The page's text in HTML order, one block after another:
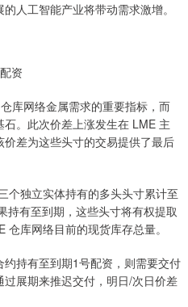
人工智能产业将带动需求激增。
资
库网络金属需求的重要指标，而
。此次价差上涨发生在 LME 主
差为这些头寸的交易提供了最后
个独立实体持有的多头头寸累计至
持有至到期，这些头寸将有权提取
库网络目前的现货库存总量。
持有至到期1号配资，则需要交付
展期来推迟交付，明日/次日价差